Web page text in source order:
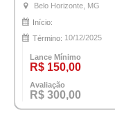
Belo Horizonte, MG
Início:
Término: 10/12/2025
Lance Mínimo
R$ 150,00
Avaliação
R$ 300,00